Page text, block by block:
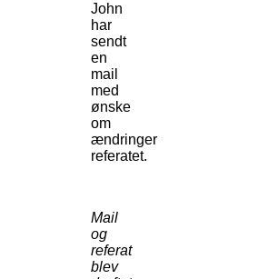
John
har
sendt
en
mail
med
ønske
om
ændringer
referatet.
Mail
og
referat
blev